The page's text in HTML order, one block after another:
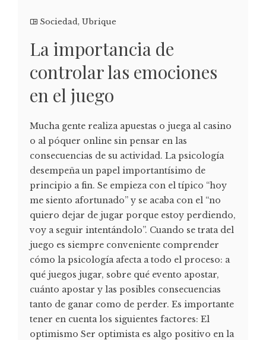
Sociedad, Ubrique
La importancia de
controlar las emociones
en el juego
Mucha gente realiza apuestas o juega al casino
o al póquer online sin pensar en las
consecuencias de su actividad. La psicología
desempeña un papel importantísimo de
principio a fin. Se empieza con el típico “hoy
me siento afortunado” y se acaba con el “no
quiero dejar de jugar porque estoy perdiendo,
voy a seguir intentándolo”. Cuando se trata del
juego es siempre conveniente comprender
cómo la psicología afecta a todo el proceso: a
qué juegos jugar, sobre qué evento apostar,
cuánto apostar y las posibles consecuencias
tanto de ganar como de perder. Es importante
tener en cuenta los siguientes factores: El
optimismo Ser optimista es algo positivo en la